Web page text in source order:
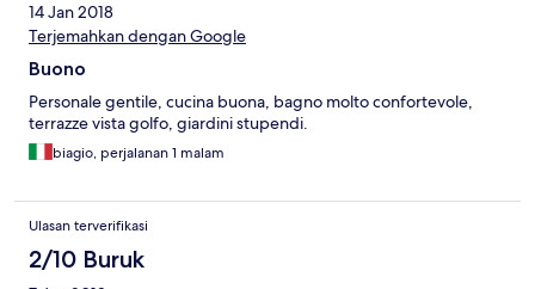
14 Jan 2018
Terjemahkan dengan Google
Buono
Personale gentile, cucina buona, bagno molto confortevole,
terrazze vista golfo, giardini stupendi.
biagio, perjalanan 1 malam
Ulasan terverifikasi
2/10 Buruk